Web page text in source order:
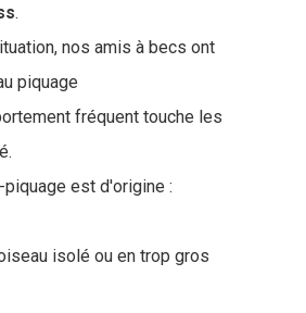
.
nos amis à becs ont
piquage
fréquent touche les
est d'origine :
isolé ou en trop gros